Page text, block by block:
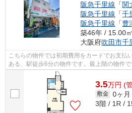
阪急千里線 「関
阪急千里線 「千
阪急千里線 「豊
築46年 / 15.00㎡
大阪府吹田市千
こちらの物件では初期費用をカードでお支払
ある、駅徒歩6分の物件です。最上階の物件
も少なくゆとりのある空間を実現。より...
3.5万円 (
敷金 0ヶ月
3階 / 1R /